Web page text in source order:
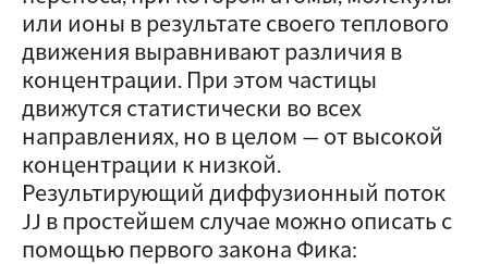
или ионы в результате своего теплового
движения выравнивают различия в
концентрации. При этом частицы
движутся статистически во всех
направлениях, но в целом — от высокой
концентрации к низкой.
Результирующий диффузионный поток
JJ в простейшем случае можно описать с
помощью первого закона Фика: